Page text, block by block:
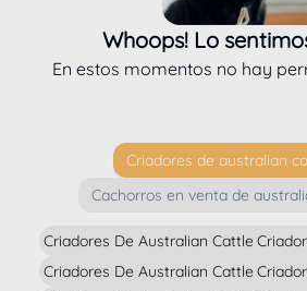
Whoops! Lo
En estos momentos no hay
Criadores de australian
Cachorros en venta de
Criadores De Australian Cattle Dog
Criadores De Australian Cattle Dog